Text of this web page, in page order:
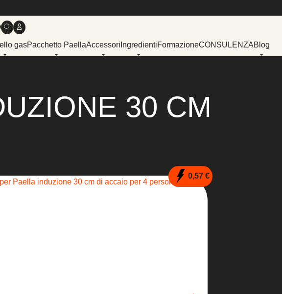
gasPacchetto PaellaAccessori IngredientiFormazioneCONSULENZABlog
30 CM
0,57 €